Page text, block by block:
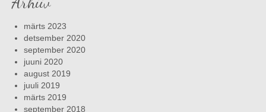
märts 2023
detsember 2020
september 2020
juuni 2020
august 2019
juuli 2019
märts 2019
september 2018